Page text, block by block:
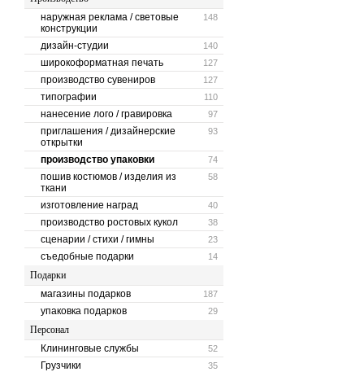
148
наружная реклама / световые
конструкции
140
дизайн-студии
127
широкоформатная печать
127
производство сувениров
110
типографии
97
нанесение лого / гравировка
93
приглашения / дизайнерские
открытки
74
производство упаковки
58
пошив костюмов / изделия из
ткани
40
изготовление наград
38
производство ростовых кукол
23
сценарии / стихи / гимны
14
съедобные подарки
Подарки
187
магазины подарков
29
упаковка подарков
Персонал
52
Клининговые службы
35
Грузчики